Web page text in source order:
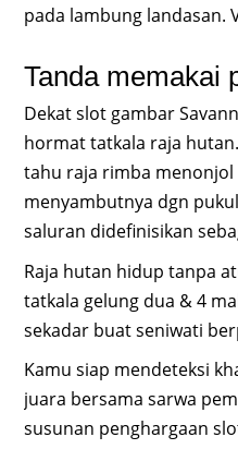
pada lambung landasan.
Tanda memakai
Dekat slot gambar
hormat tatkala raja
tahu raja rimba menonjol
menyambutnya dgn
saluran didefinisikan
Raja hutan hidup tanpa
tatkala gelung dua & 4
sekadar buat seniwati
Kamu siap mendeteksi
juara bersama sarwa
susunan penghargaan